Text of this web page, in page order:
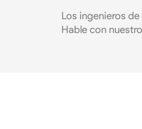
Los ingenieros
Hable con